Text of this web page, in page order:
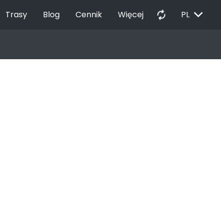
Trasy Blog Cennik Więcej autorenew PL EXPAND_MORE